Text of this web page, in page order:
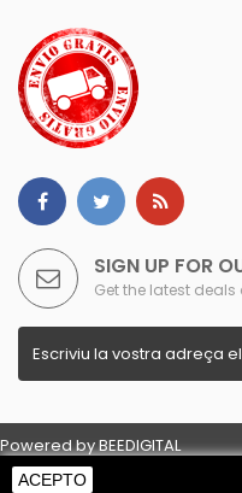
SIGN UP FOR
Get the latest
ACEPTO
Powered byBEEDIGITAL